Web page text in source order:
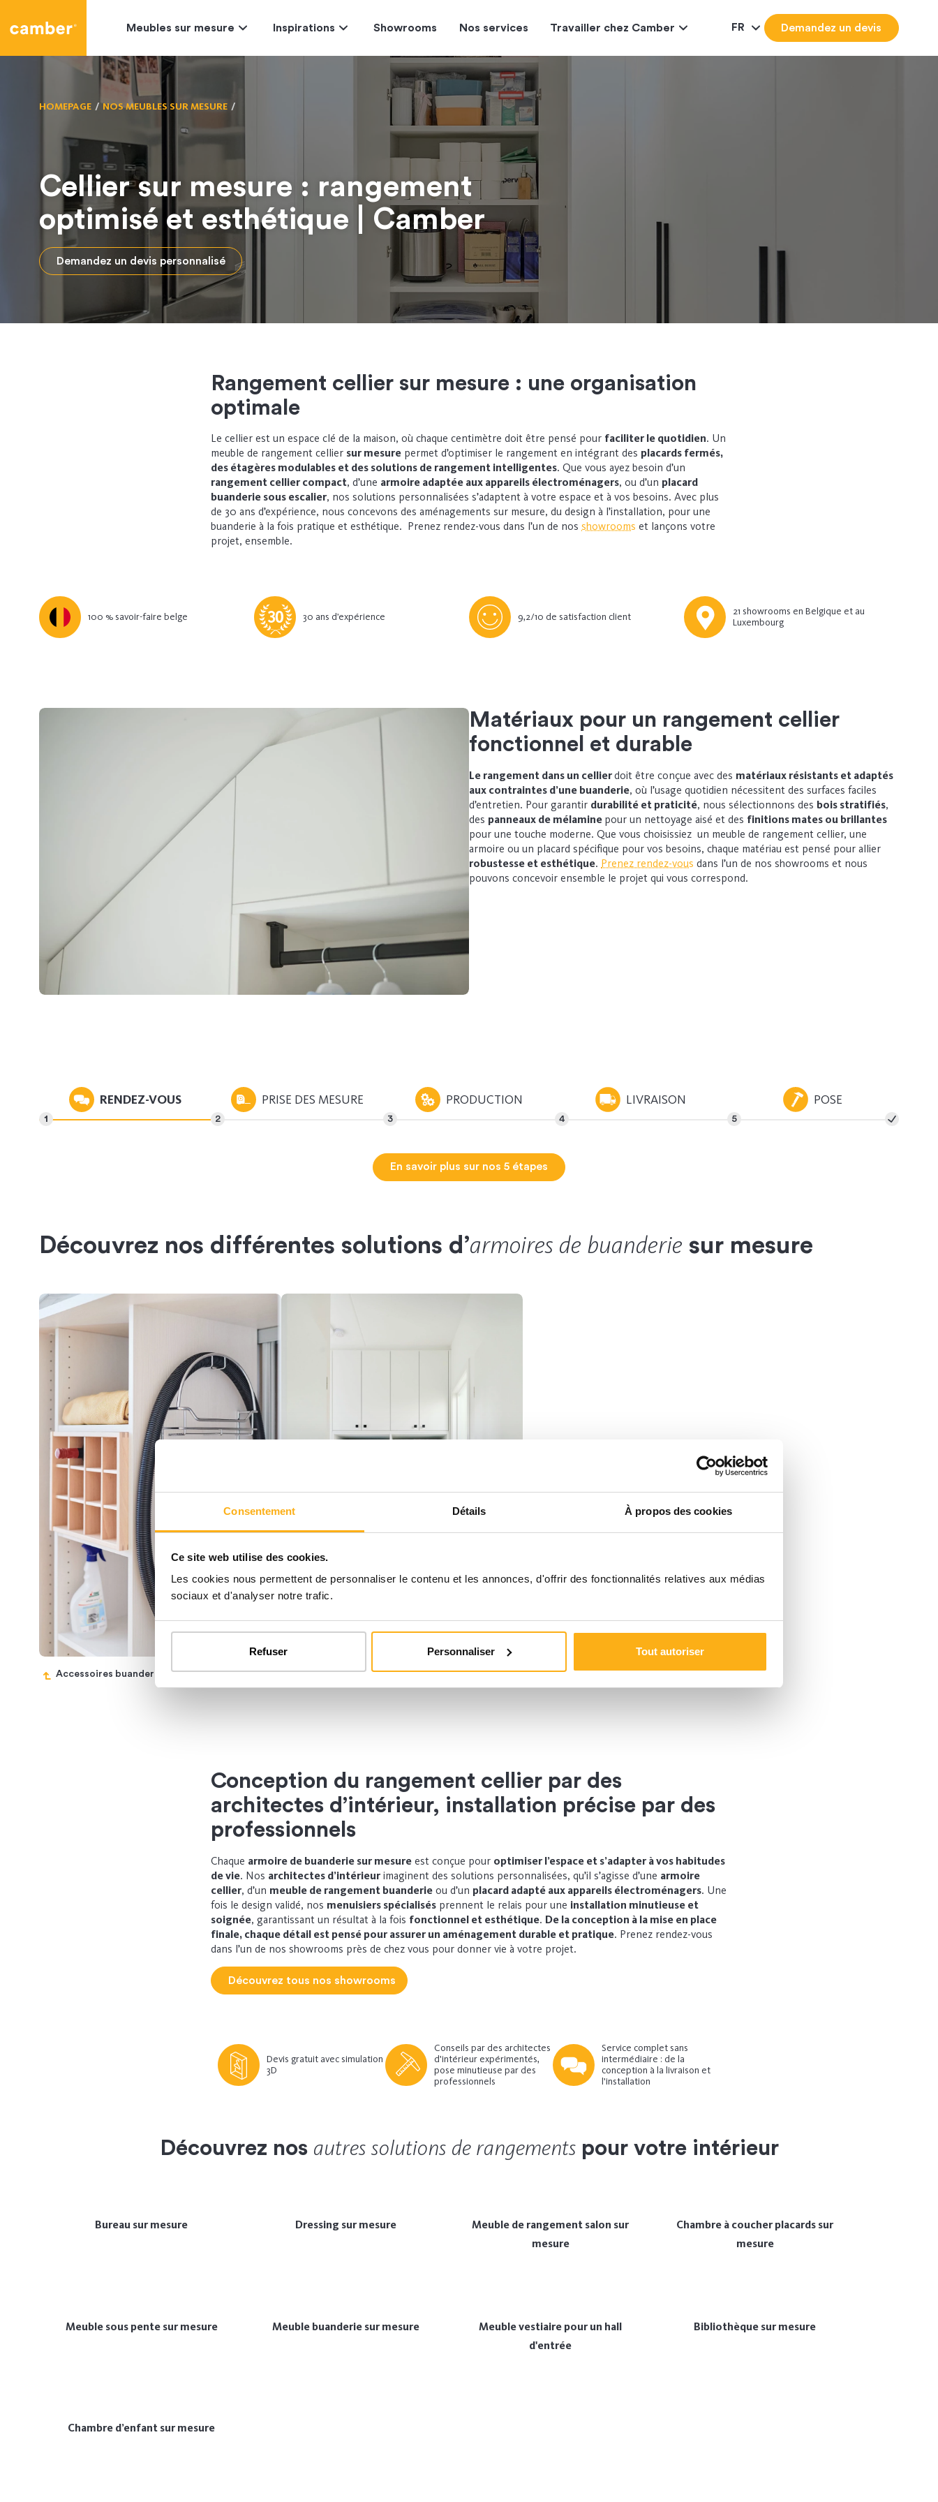
Consentement Détails À propos des cookies
Ce site web utilise des cookies.
Les cookies nous permettent de personnaliser le contenu et les annonces, d'offrir des fonctionnalités relatives aux médias
sociaux et d'analyser notre trafic.
Refuser Personnaliser Tout autoriser
FR
Meubles sur mesure Inspirations Showrooms Nos services Travailler chez Camber Demandez un devis
HOMEPAGE NOS MEUBLES SUR MESURE
Cellier sur mesure : rangement
optimisé et esthétique | Camber
Demandez un devis personnalisé
Rangement cellier sur mesure : une organisation
optimale
Le cellierest un espace clé de la maison, où chaque centimètre doit être pensé pour faciliter le quotidien. Un
meuble de rangement cellier sur mesure permet d’optimiser le rangement en intégrant des placards fermés,
des étagères modulables et des solutions de rangement intelligentes. Que vous ayez besoin d’un
rangement cellier compact, d’une armoire adaptée aux appareils électroménagers, ou d’un placard
buanderie sous escalier, nos solutions personnalisées s’adaptent à votre espace et à vos besoins. Avec plus
de 30 ans d’expérience, nous concevons des aménagements sur mesure, du design à l’installation, pour une
buanderie à la fois pratique et esthétique. Prenez rendez-vous dans l’un de nosshowrooms et lançons votre
projet, ensemble.
100 % savoir-faire belge 30 ans d’expérience 9,2/10 de satisfaction client
21 showrooms en Belgique et au
Luxembourg
Matériaux pour un rangement cellier
fonctionnel et durable
Le rangement dans un cellierdoit être conçue avec des matériaux résistants et adaptés
aux contraintes d’une buanderie, où l’usage quotidien nécessitent des surfaces faciles
d’entretien. Pour garantir durabilité et praticité, nous sélectionnons des bois stratifiés,
des panneaux de mélamine pour un nettoyage aisé et des finitions mates ou brillantes
pour une touche moderne. Que vous choisissiez un meuble de rangement cellier, une
armoire ou un placard spécifique pour vos besoins, chaque matériau est pensé pour allier
robustesse et esthétique. Prenez rendez-vous dans l’un de nos showrooms et nous
pouvons concevoir ensemble le projet qui vous correspond.
RENDEZ-VOUS PRISE DES MESURE PRODUCTION LIVRAISON POSE
En savoir plus sur nos 5 étapes
Découvrez nos différentes solutions d’armoires de buanderie sur mesure
Accessoires buanderie Meuble machine à laver
Conception du rangement cellier par des
architectes d’intérieur, installation précise par des
professionnels
Chaque armoire de buanderie sur mesure est conçue pour optimiser l’espace et s’adapter à vos habitudes
de vie. Nos architectes d’intérieur imaginent des solutions personnalisées, qu’il s’agisse d’une armoire
cellier, d’un meuble de rangement buanderie ou d’un placard adapté aux appareils électroménagers. Une
fois le design validé, nos menuisiers spécialisés prennent le relais pour une installation minutieuse et
soignée, garantissant un résultat à la fois fonctionnel et esthétique. De la conception à la mise en place
finale, chaque détail est pensé pour assurer un aménagement durable et pratique. Prenez rendez-vous
dans l’un de nos showrooms près de chez vous pour donner vie à votre projet.
Découvrez tous nos showrooms
Devis gratuit avec simulation
3D
Conseils par des architectes
d'intérieur expérimentés,
pose minutieuse par des
professionnels
Service complet sans
intermédiaire : de la
conception à la livraison et
l'installation
Découvrez nos autres solutions de rangements pour votre intérieur
Bureau sur mesure Dressing sur mesure
Meuble de rangement salon sur
mesure
Chambre à coucher placards sur
mesure
Meuble sous pente sur mesure Meuble buanderie sur mesure
Meuble vestiaire pour un hall
d'entrée
Bibliothèque sur mesure
Chambre d’enfant sur mesure